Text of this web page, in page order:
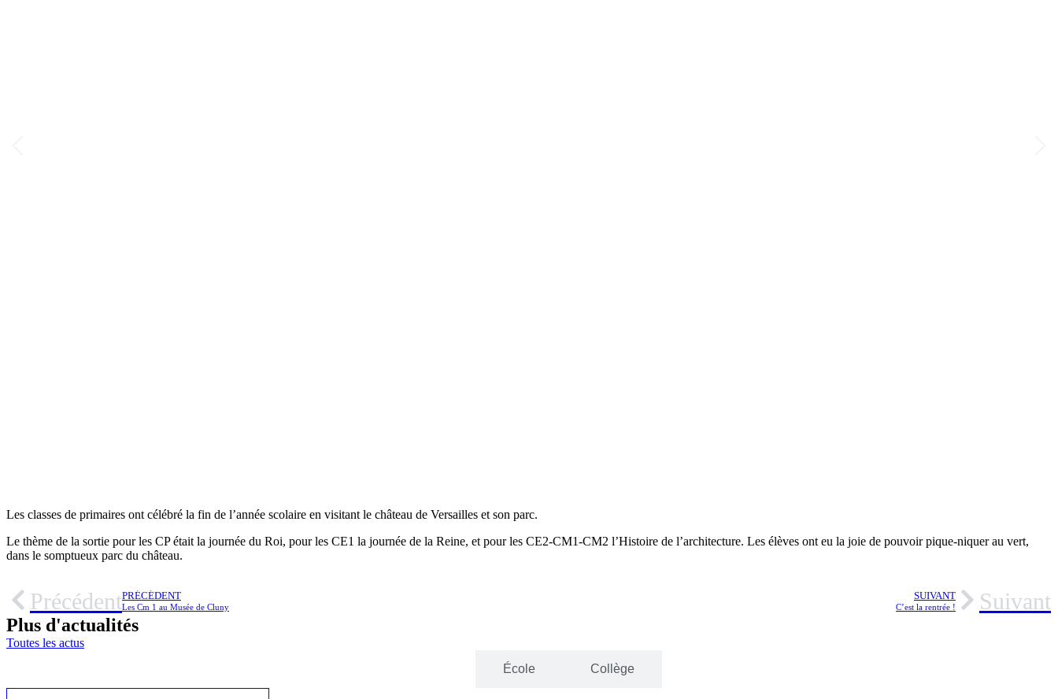
Les classes de primaires ont célébré la fin de l’année scolaire en visitant le château de Versailles et son parc.
Le thème de la sortie pour les CP était la journée du Roi, pour les CE1 la journée de la Reine, et pour les CE2-CM1-CM2 l’Histoire de l’architecture. Les élèves ont eu la joie de pouvoir pique-niquer au vert,
dans le somptueux parc du château.
PrécédentPRÉCÉDENT
Les Cm 1 au Musée de Cluny
SUIVANT
C’est la rentrée ! Suivant
Plus d'actualités
Toutes les actus
École Collège
COLLÈGE